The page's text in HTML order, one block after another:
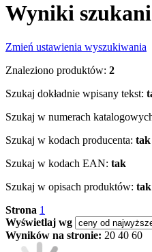
Wyniki
Zmień ustawienia wyszukiwania
Znaleziono produktów: 2
Szukaj dokładnie wpisany tekst:
Szukaj w numerach
Szukaj w kodach producenta: tak
Szukaj w kodach EAN: tak
Szukaj w opisach produktów: tak
Strona 1
Wyświetlaj wg
Wyników na stronie: 20 40 60